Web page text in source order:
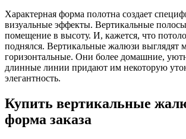
Характерная форма полотна создает
визуальные эффекты. Вертикальные
помещение в высоту. И, кажется, что
поднялся. Вертикальные жалюзи выглядят
горизонтальные. Они более домашние,
длинные линии придают им некоторую
элегантность.
Купить вертикальные
форма заказа